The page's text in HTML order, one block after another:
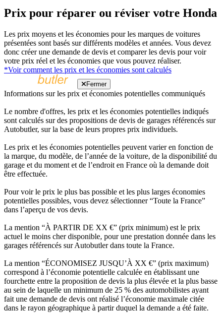
Prix pour réparer ou réviser votre Honda
Les prix moyens et les économies pour les marques de voitures
présentées sont basés sur différents modèles et années. Vous devez
donc créer une demande de devis et comparer les devis pour voir
votre prix réel et les économies que vous pouvez réaliser.
*Voir comment les prix et les économies sont calculés
Fermer
Informations sur les prix et économies potentielles communiqués
Le nombre d'offres, les prix et les économies potentielles indiqués
sont calculés sur des propositions de devis de garages référencés sur
Autobutler, sur la base de leurs propres prix individuels.
Les prix et les économies potentielles peuvent varier en fonction de
la marque, du modèle, de l’année de la voiture, de la disponibilité du
garage et du moment et de l’endroit en France où la demande doit
être effectuée.
Pour voir le prix le plus bas possible et les plus larges économies
potentielles possibles, vous devez sélectionner “Toute la France”
dans l’aperçu de vos devis.
La mention “À PARTIR DE XX €” (prix minimum) est le prix
actuel le moins cher disponible, pour une prestation donnée dans les
garages référencés sur Autobutler dans toute la France.
La mention “ÉCONOMISEZ JUSQU’À XX €” (prix maximum)
correspond à l’économie potentielle calculée en établissant une
fourchette entre la proposition de devis la plus élevée et la plus basse
au sein de laquelle un minimum de 25 % des automobilistes ayant
fait une demande de devis ont réalisé l’économie maximale citée
dans le rayon géographique à partir duquel la demande a été faite.